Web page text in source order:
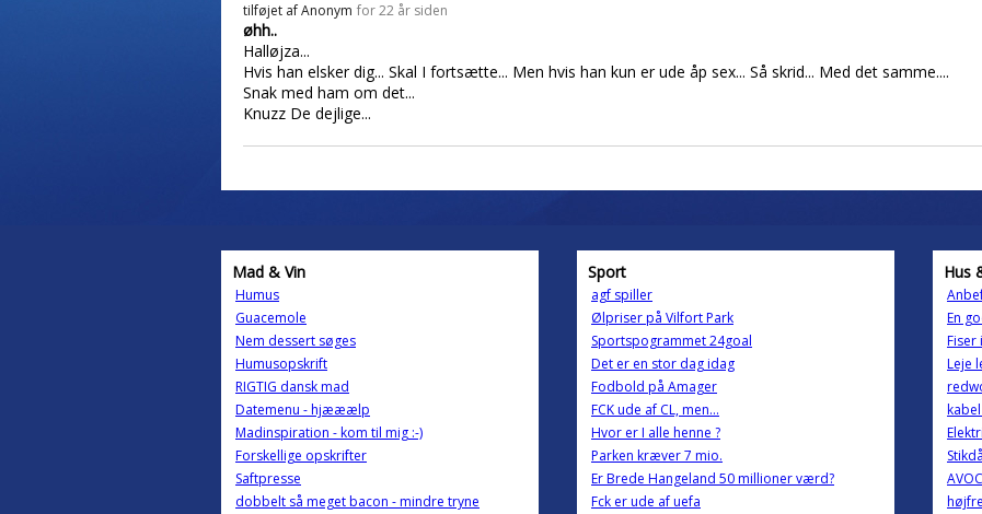
tilføjet afAnonym for 22 år siden
øhh..
Halløjza...
Hvis han elsker dig... Skal I fortsætte... Men hvis han kun er ude åp sex... Så skrid... Med det samme....
Snak med ham om det...
Knuzz De dejlige...
Mad & Vin
Humus
Guacemole
Nem dessert søges
Humusopskrift
RIGTIG dansk mad
Datemenu - hjææælp
Madinspiration - kom til mig :-)
Forskellige opskrifter
Saftpresse
dobbelt så meget bacon - mindre tryne
Sport
agf spiller
Ølpriser på Vilfort Park
Sportspogrammet 24goal
Det er en stor dag idag
Fodbold på Amager
FCK ude af CL, men...
Hvor er I alle henne ?
Parken kræver 7 mio.
Er Brede Hangeland 50 millioner værd?
Fck er ude af uefa
Hus
En
Fiser
Leje